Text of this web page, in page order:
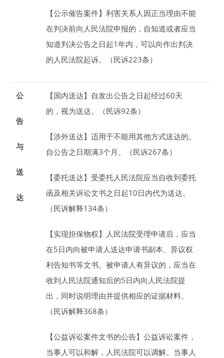
【公示催告案件】利害关系人因正当理由不能
在判决前向人民法院申报的，自知道或者应当
知道判决公告之日起1年内，可以向作出判决
的人民法院起诉。（民诉223条）
公
告
与
送
达
【国内送达】 自发出公告之日起经过60天
的，视为送达。（民诉92条）
【涉外送达】适用于不能用其他方式送达的。
自公告之日期满3个月 。（民诉267条）
【委托送达】 受委托人民法院应当自收到委托
函及相关诉讼文书之日起10日内代为送达。
（民诉解释134条）
【实现担保物权】 人民法院受理申请后，应当
在5日内向被申请人送达申请书副本、异议权
利告知书等文书。被申请人有异议的，应当在
收到人民法院通知后的5日内向人民法院提
出，同时说明理由并提供相应的证据材料。
（民诉解释368条）
【公益诉讼案件文书的公告】公益诉讼案件，
当事人可以和解，人民法院可以调解。当事人